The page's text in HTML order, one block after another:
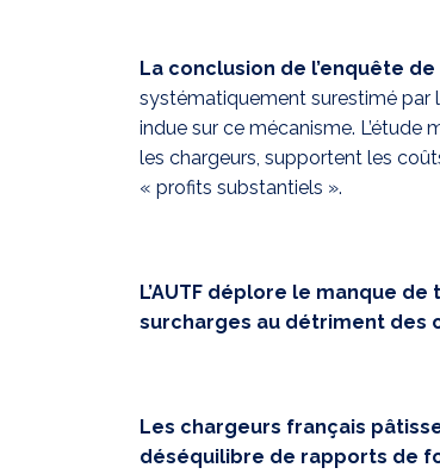
La conclusion de l’enquête
systématiquement surestimé par
indue sur ce mécanisme.
les chargeurs, supportent les
« profits substantiels ».
L’AUTF déplore le manque
surcharges au détriment des
Les chargeurs français
déséquilibre de rapports de